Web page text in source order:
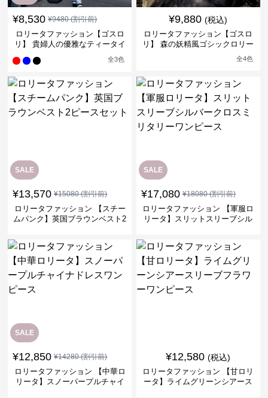
¥8,530 ¥9480(割引前)
ロリータファッション【ゴスロ
リ】 貴婦人の優雅なティータイ
全3色
¥9,880 (税込)
ロリータファッション【ゴスロ
リ】 森の妖精風ゴシックロリー
全4色
SALE
¥13,570 ¥15080(割引前)
ロリータファッション 【スチー
ムパンク】英国ブラウンベスト2
SALE
¥17,080 ¥18080(割引前)
ロリータファッション 【軍服ロ
リータ】スリットスリーブシル
SALE
¥12,850 ¥14280(割引前)
ロリータファッション 【中華ロ
リータ】スノーパープルチャイ
¥12,580 (税込)
ロリータファッション 【甘ロリ
ータ】ライムグリーンシアース